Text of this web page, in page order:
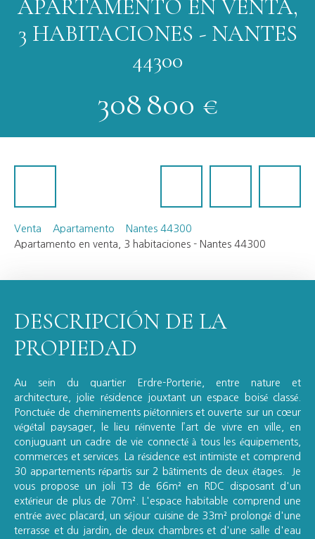
APARTAMENTO EN VENTA,
3 HABITACIONES - NANTES
44300
308 800 €
Venta Apartamento
Nantes 44300
Apartamento en venta, 3 habitaciones - Nantes 44300
DESCRIPCIÓN DE LA
PROPIEDAD
Au sein du quartier Erdre-Porterie, entre nature et
architecture, jolie résidence jouxtant un espace boisé classé.
Ponctuée de cheminements piétonniers et ouverte sur un cœur
végétal paysager, le lieu réinvente l’art de vivre en ville, en
conjuguant un cadre de vie connecté à tous les équipements,
commerces et services. La résidence est intimiste et comprend
30 appartements répartis sur 2 bâtiments de deux étages. Je
vous propose un joli T3 de 66m² en RDC disposant d'un
extérieur de plus de 70m². L'espace habitable comprend une
entrée avec placard, un séjour cuisine de 33m² prolongé d'une
terrasse et du jardin, de deux chambres et d'une salle d'eau